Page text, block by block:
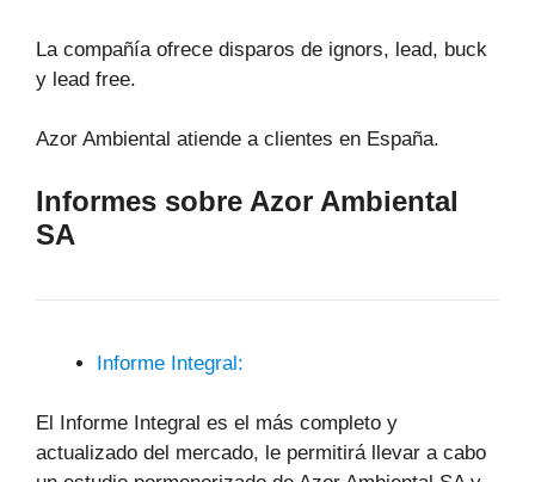
La compañía ofrece disparos de ignors, lead, buck
y lead free.
Azor Ambiental atiende a clientes en España.
Informes sobre Azor Ambiental
SA
Informe Integral:
El Informe Integral es el más completo y
actualizado del mercado, le permitirá llevar a cabo